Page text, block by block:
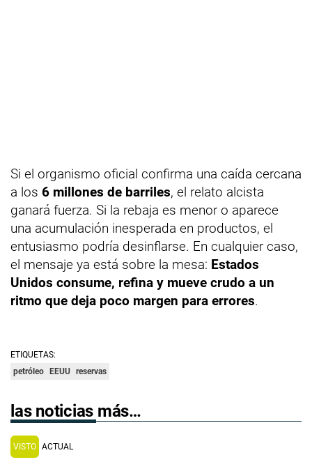
Si el organismo oficial confirma una caída cercana
a los 6 millones de barriles, el relato alcista
ganará fuerza. Si la rebaja es menor o aparece
una acumulación inesperada en productos, el
entusiasmo podría desinflarse. En cualquier caso,
el mensaje ya está sobre la mesa: Estados
Unidos consume, refina y mueve crudo a un
ritmo que deja poco margen para errores.
ETIQUETAS:
petróleo
EEUU reservas
las noticias más…
VISTO ACTUAL